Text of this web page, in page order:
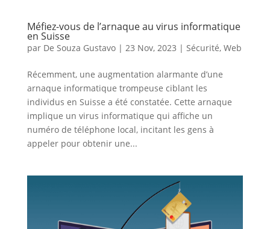
Méfiez-vous de l’arnaque au virus informatique
en Suisse
par De Souza Gustavo| 23 Nov, 2023 | Sécurité, Web
Récemment, une augmentation alarmante d’une
arnaque informatique trompeuse ciblant les
individus en Suisse a été constatée. Cette arnaque
implique un virus informatique qui affiche un
numéro de téléphone local, incitant les gens à
appeler pour obtenir une...